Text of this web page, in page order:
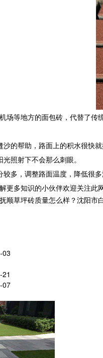
等地方的面包砖，代替了传
的帮助，路面上的积水很快
照射下不会那么刺眼。
多，调整路面温度，降低很
多知识的小伙伴欢迎关注此网
顺草坪砖质量怎么样？沈阳
03
07